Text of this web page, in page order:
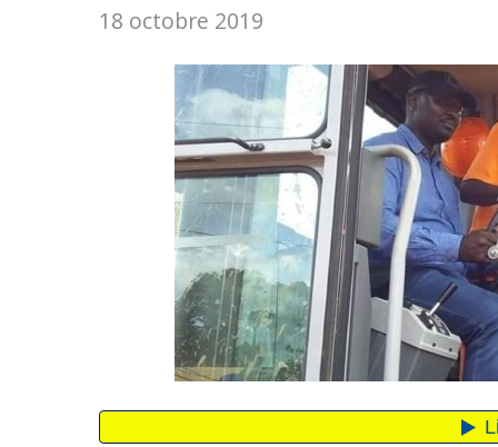
18 octobre 2019